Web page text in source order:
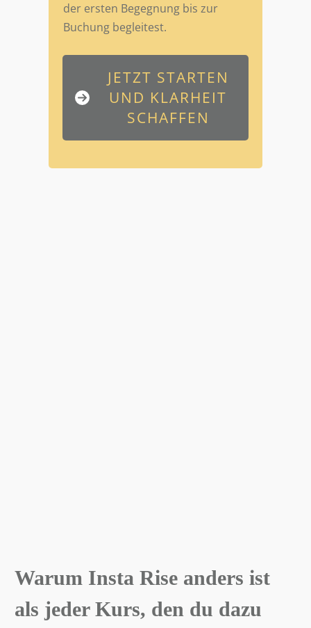
der ersten Begegnung bis zur
Buchung begleitest.
JETZT STARTEN
UND KLARHEIT
SCHAFFEN
Warum Insta Rise anders ist
als jeder Kurs, den du dazu